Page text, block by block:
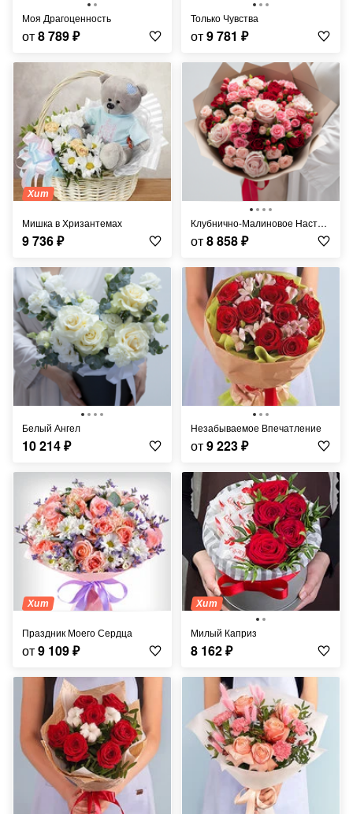
Моя Драгоценность
от8 789₽
Только Чувства
от9 781 ₽
Хит
Мишка в Хризантемах
9 736₽
Клубнично-Малиновое Настроение
от8 858₽
Белый Ангел
10 214₽
Незабываемое Впечатление
от9 223₽
Хит
Праздник Моего Сердца
от9 109₽
Хит
Милый Каприз
8 162₽